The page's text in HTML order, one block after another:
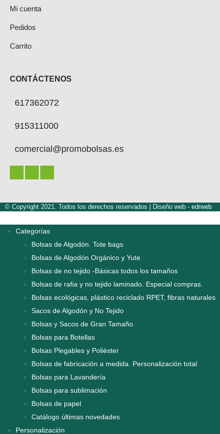
Mi cuenta
Pedidos
Carrito
CONTÁCTENOS
617362072
915311000
comercial@promobolsas.es
© Copyright 2021. Todos los derechos reservados | Diseño web - edrweb
Categorías
Bolsas de Algodón. Tote bags
Bolsas de Algodón Orgánico y Yute
Bolsas de no tejido -Básicas todos los tamaños
Bolsas de rafia y no tejido laminado. Especial compras.
Bolsas ecológicas, plástico reciclado RPET, fibras naturales
Sacos de Algodón y No Tejido
Bolsas y Sacos de Gran Tamaño
Bolsas para Botellas
Bolsas Plegables y Poliéster
Bolsas de fabricación a medida. Personalización total
Bolsas para Lavandería
Bolsas para sublimación
Bolsas de papel
Catálogo últimas novedades
Personalización